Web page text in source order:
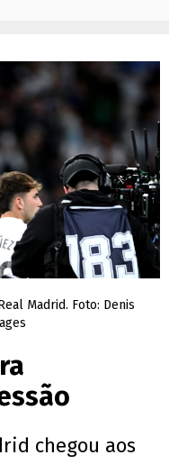
Madrid. Foto: Denis
chegou aos